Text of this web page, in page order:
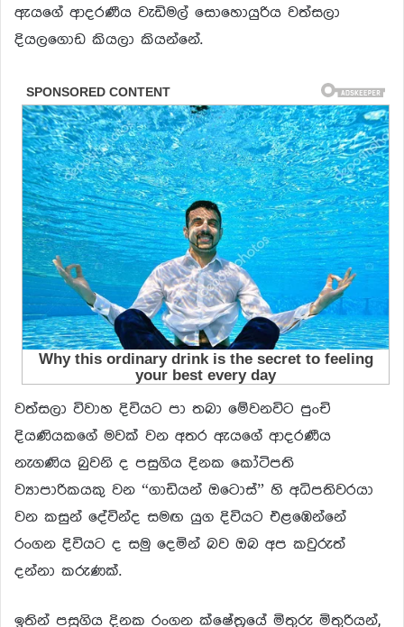
ඇයගේ ආදරණීය වැඩිමල් සොහොයුරිය වත්සලා
දියලගොඩ කියලා කියන්නේ.
වත්සලා විවාහ දිවියට පා තබා මේවනවිට පුංචි
දියණියකගේ මවක් වන අතර ඇයගේ ආදරණීය
නැගණිය බුවනි ද පසුගිය දිනක කෝටිපති
ව්‍යාපාරිකයකු වන “ගාඩියන් ඔටොස්” හි අධිපතිවරයා
වන කසුන් දේවින්ද සමඟ යුග දිවියට එළඹෙන්නේ
රංගන දිවියට ද සමු දෙමින් බව ඔබ අප කවුරුත්
දන්නා කරුණක්.
ඉතින් පසුගිය දිනක රංගන ක්ෂේත්‍රයේ මිතුරු මිතුරියන්,